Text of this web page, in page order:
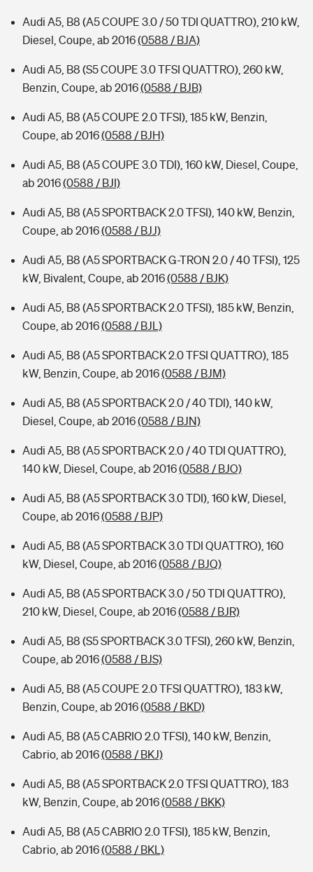
Audi A5, B8 (A5 COUPE 3.0 / 50 TDI QUATTRO), 210 kW,
Diesel, Coupe, ab 2016(0588 / BJA)
Audi A5, B8 (S5 COUPE 3.0 TFSI QUATTRO), 260 kW,
Benzin, Coupe, ab 2016(0588 / BJB)
Audi A5, B8 (A5 COUPE 2.0 TFSI), 185 kW, Benzin,
Coupe, ab 2016(0588 / BJH)
Audi A5, B8 (A5 COUPE 3.0 TDI), 160 kW, Diesel, Coupe,
ab 2016(0588 / BJI)
Audi A5, B8 (A5 SPORTBACK 2.0 TFSI), 140 kW, Benzin,
Coupe, ab 2016(0588 / BJJ)
Audi A5, B8 (A5 SPORTBACK G-TRON 2.0 / 40 TFSI), 125
kW, Bivalent, Coupe, ab 2016(0588 / BJK)
Audi A5, B8 (A5 SPORTBACK 2.0 TFSI), 185 kW, Benzin,
Coupe, ab 2016(0588 / BJL)
Audi A5, B8 (A5 SPORTBACK 2.0 TFSI QUATTRO), 185
kW, Benzin, Coupe, ab 2016(0588 / BJM)
Audi A5, B8 (A5 SPORTBACK 2.0 / 40 TDI), 140 kW,
Diesel, Coupe, ab 2016(0588 / BJN)
Audi A5, B8 (A5 SPORTBACK 2.0 / 40 TDI QUATTRO),
140 kW, Diesel, Coupe, ab 2016(0588 / BJO)
Audi A5, B8 (A5 SPORTBACK 3.0 TDI), 160 kW, Diesel,
Coupe, ab 2016(0588 / BJP)
Audi A5, B8 (A5 SPORTBACK 3.0 TDI QUATTRO), 160
kW, Diesel, Coupe, ab 2016(0588 / BJQ)
Audi A5, B8 (A5 SPORTBACK 3.0 / 50 TDI QUATTRO),
210 kW, Diesel, Coupe, ab 2016(0588 / BJR)
Audi A5, B8 (S5 SPORTBACK 3.0 TFSI), 260 kW, Benzin,
Coupe, ab 2016(0588 / BJS)
Audi A5, B8 (A5 COUPE 2.0 TFSI QUATTRO), 183 kW,
Benzin, Coupe, ab 2016(0588 / BKD)
Audi A5, B8 (A5 CABRIO 2.0 TFSI), 140 kW, Benzin,
Cabrio, ab 2016(0588 / BKJ)
Audi A5, B8 (A5 SPORTBACK 2.0 TFSI QUATTRO), 183
kW, Benzin, Coupe, ab 2016(0588 / BKK)
Audi A5, B8 (A5 CABRIO 2.0 TFSI), 185 kW, Benzin,
Cabrio, ab 2016(0588 / BKL)